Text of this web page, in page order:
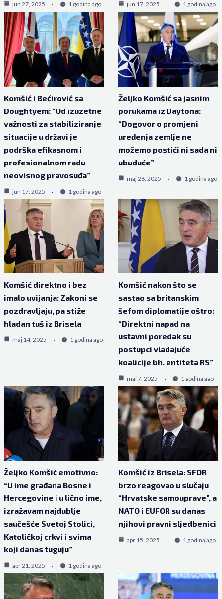
jun 27, 2025 1 godina ago jun 17, 2025 1 godina ago
Komšić i Bećirović sa
Doughtyem: “Od izuzetne
važnosti za stabiliziranje
situacije u državi je
podrška efikasnom i
profesionalnom radu
neovisnog pravosuđa”
jun 17, 2025 1 godina ago
Željko Komšić sa jasnim
porukama iz Daytona:
“Dogovor o promjeni
uređenja zemlje ne
možemo postići ni sada ni
ubuduće”
maj 26, 2025 1 godina ago
Komšić direktno i bez
imalo uvijanja: Zakoni se
pozdravljaju, pa stiže
hladan tuš iz Brisela
maj 14, 2025 1 godina ago
Komšić nakon što se
sastao sa britanskim
šefom diplomatije oštro:
“Direktni napad na
ustavni poredak su
postupci vladajuće
koalicije bh. entiteta RS”
maj 7, 2025 1 godina ago
Željko Komšić emotivno:
“U ime građana Bosne i
Hercegovine i u lično ime,
izražavam najdublje
saučešće Svetoj Stolici,
Katoličkoj crkvi i svima
koji danas tuguju”
apr 21, 2025 1 godina ago
Komšić iz Brisela: SFOR
brzo reagovao u slučaju
“Hrvatske samouprave”, a
NATO i EUFOR su danas
njihovi pravni sljedbenici
apr 15, 2025 1 godina ago